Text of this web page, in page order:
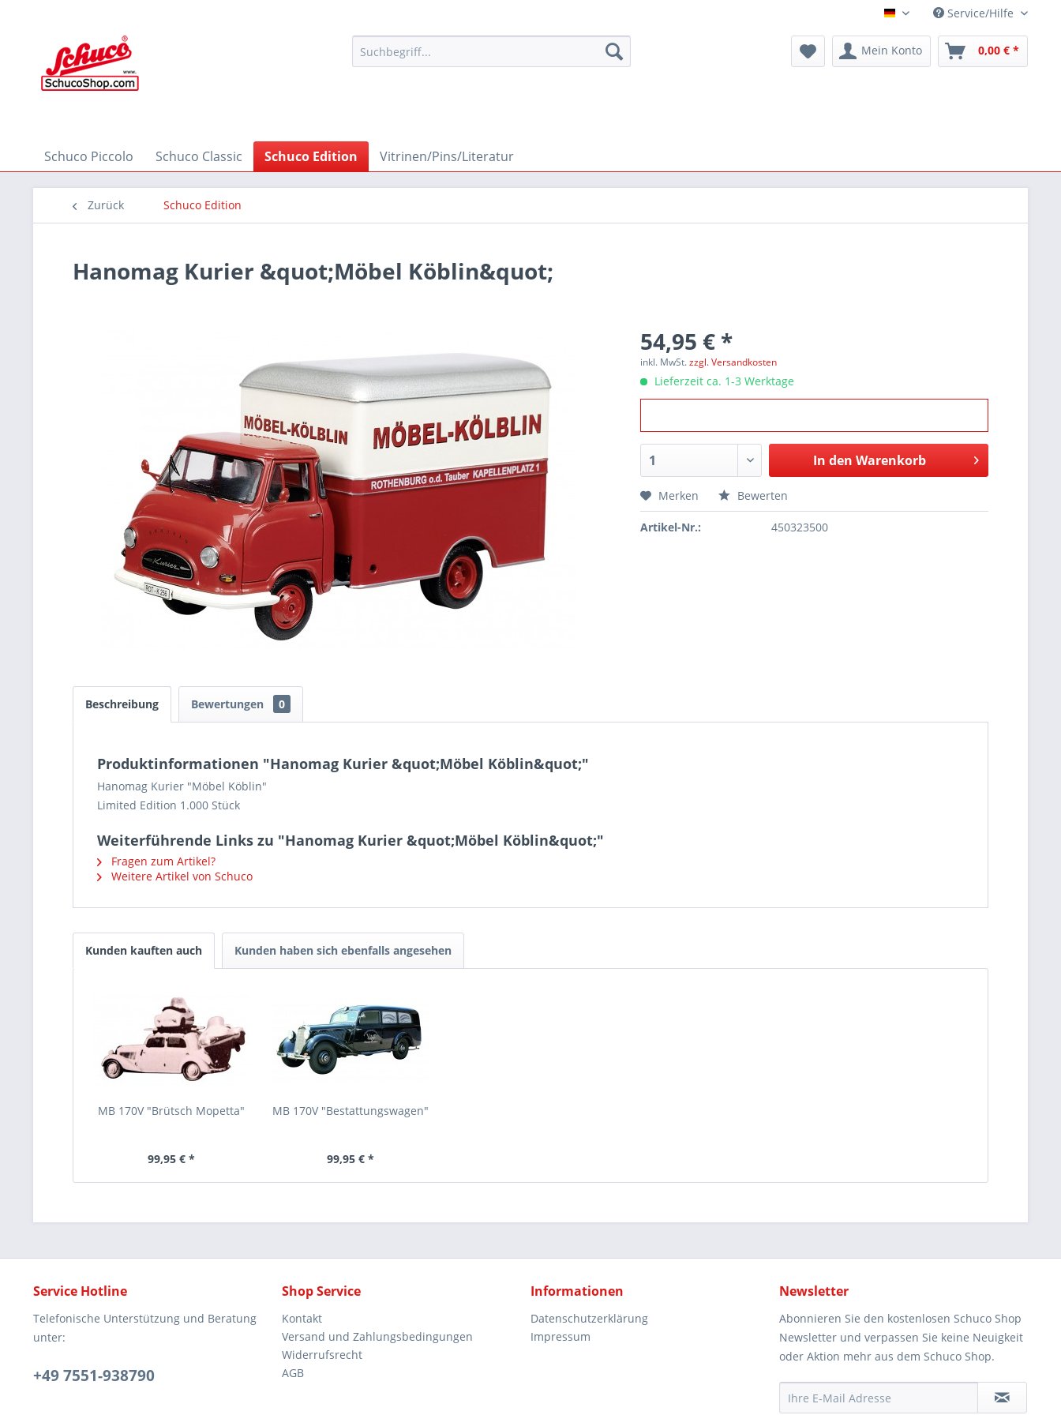
Deutsch Service/Hilfe
Mein Konto 0,00 € *
Schuco Piccolo Schuco Classic Schuco Edition Vitrinen/Pins/Literatur
Zurück Schuco Edition
Hanomag Kurier &quot;Möbel Köblin&quot;
54,95 € *
inkl. MwSt.zzgl. Versandkosten
Lieferzeit ca. 1-3 Werktage
In den Warenkorb
Merken Bewerten
Artikel-Nr.: 450323500
Beschreibung Bewertungen 0
Produktinformationen "Hanomag Kurier &quot;Möbel Köblin&quot;"
Hanomag Kurier "Möbel Köblin"
Limited Edition 1.000 Stück
Weiterführende Links zu "Hanomag Kurier &quot;Möbel Köblin&quot;"
Fragen zum Artikel?
Weitere Artikel von Schuco
Kunden kauften auch Kunden haben sich ebenfalls angesehen
MB 170V "Brütsch Mopetta"
99,95 € *
MB 170V "Bestattungswagen"
99,95 € *
Service Hotline
Telefonische Unterstützung und Beratung
unter:
+49 7551-938790
Shop Service
Kontakt
Versand und Zahlungsbedingungen
Widerrufsrecht
AGB
Informationen
Datenschutzerklärung
Impressum
Newsletter
Abonnieren Sie den kostenlosen Schuco Shop
Newsletter und verpassen Sie keine Neuigkeit
oder Aktion mehr aus dem Schuco Shop.